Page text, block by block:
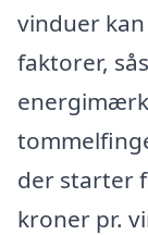
vinduer
faktorer,
der starter
kroner pr.